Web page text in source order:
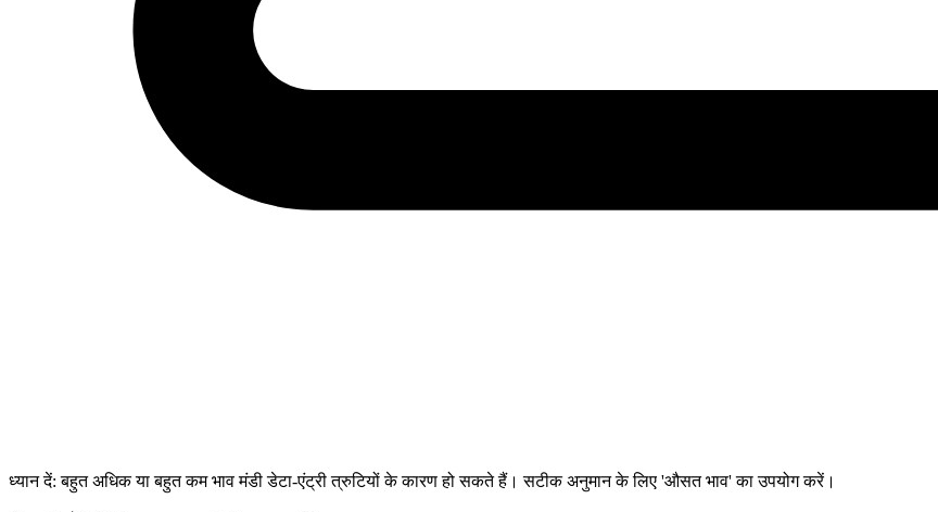
ध्यान दें: बहुत अधिक या बहुत कम भाव मंडी डेटा-एंट्री त्रुटियों के कारण हो सकते हैं। सटीक अनुमान के लिए 'औसत भाव' का उपयोग करें।